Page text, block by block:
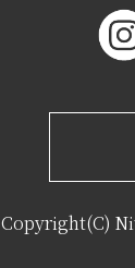
Copyright(C)